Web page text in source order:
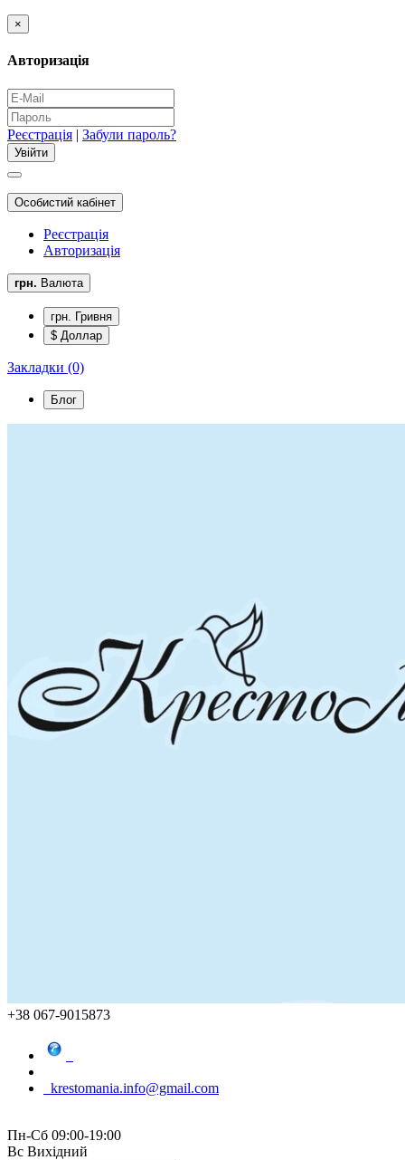
×
Авторизація
Реєстрація | Забули пароль?
Особистий кабінет
Реєстрація
Авторизація
грн. Валюта
грн. Гривня
$ Доллар
Закладки (0)
Блог
+38 067-9015873
krestomania.info@gmail.com
Пн-Сб 09:00-19:00
Вс Вихідний